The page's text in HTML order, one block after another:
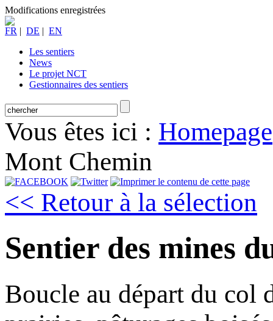
Modifications enregistrées
FR | DE | EN
Les sentiers
News
Le projet NCT
Gestionnaires des sentiers
Vous êtes ici : Homepage
Mont Chemin
<< Retour à la sélection
Sentier des mines
Boucle au départ du col